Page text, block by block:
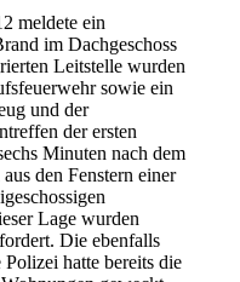
meldete ein
im Dachgeschoss
Leitstelle wurden
sowie ein
und der
der ersten
Minuten nach dem
den Fenstern einer
Lage wurden
Die ebenfalls
hatte bereits die